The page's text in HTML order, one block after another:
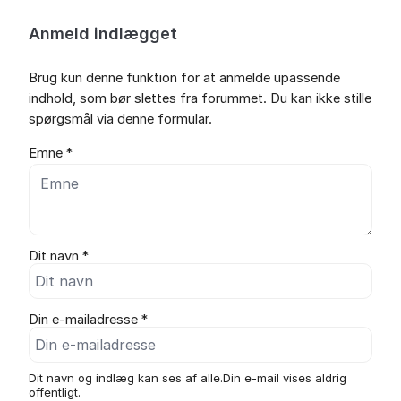
Anmeld indlægget
Brug kun denne funktion for at anmelde upassende
indhold, som bør slettes fra forummet. Du kan ikke stille
spørgsmål via denne formular.
Emne *
Dit navn *
Din e-mailadresse *
Dit navn og indlæg kan ses af alle.Din e-mail vises aldrig
offentligt.